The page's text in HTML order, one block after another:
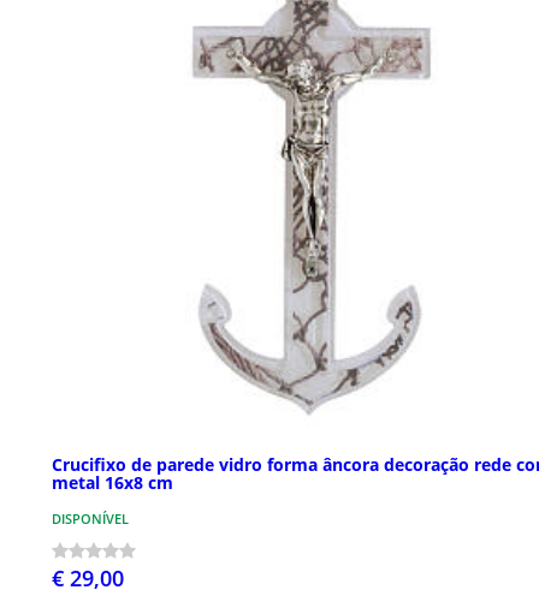
Crucifixo de parede vidro forma âncora decoração rede
metal 16x8 cm
DISPONÍVEL
€ 29,00